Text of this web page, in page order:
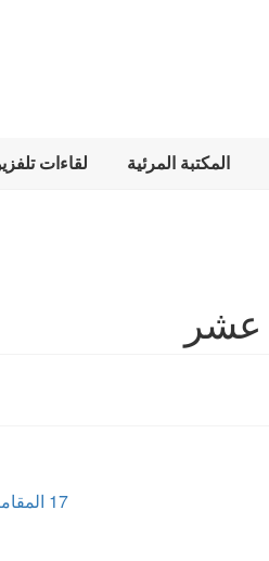
المكتبة المرئية لقاءات
Next
17 المقامر الفصل السابع عشر